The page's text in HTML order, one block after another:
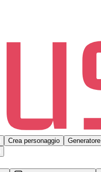
Crea personaggio